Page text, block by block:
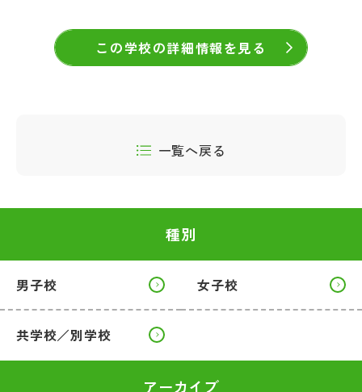
この学校の詳細情報を見る
一覧へ戻る
種別
男子校 女子校
共学校／別学校
アーカイブ